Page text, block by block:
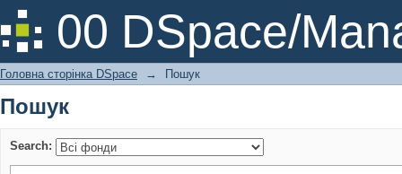
00 DSpace/
Пошук
Головна сторінка DSpace → Пошук
Пошук
Search: